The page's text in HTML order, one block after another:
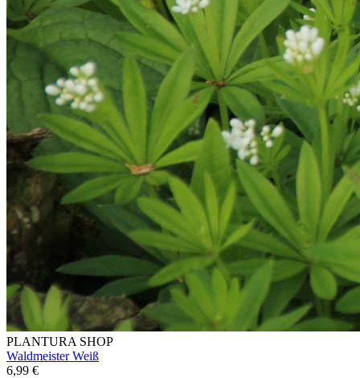
PLANTURA SHOP
Waldmeister Weiß
6,99 €